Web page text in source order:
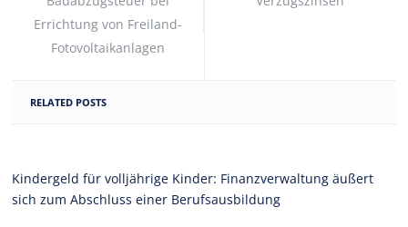
Errichtung von Freiland-
Fotovoltaikanlagen
RELATED POSTS
Kindergeld für volljährige Kinder: Finanzverwaltung äußert
sich zum Abschluss einer Berufsausbildung